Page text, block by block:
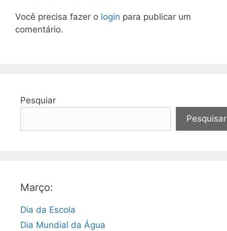
Você precisa fazer o login para publicar um
comentário.
Pesquiar
Pesquisar
Março:
Dia da Escola
Dia Mundial da Água